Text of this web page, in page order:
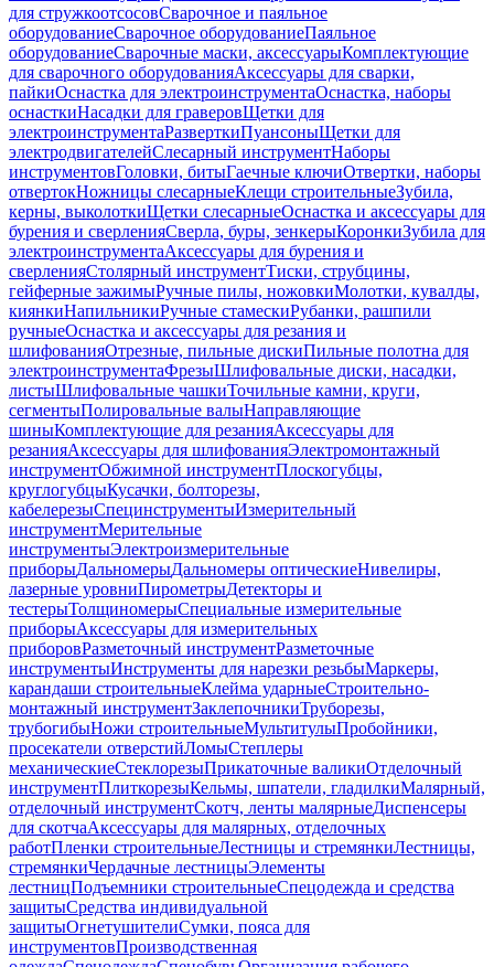
для стружкоотсосовСварочное и паяльное
оборудованиеСварочное оборудованиеПаяльное
оборудованиеСварочные маски, аксессуарыКомплектующие
для сварочного оборудованияАксессуары для сварки,
пайкиОснастка для электроинструментаОснастка, наборы
оснасткиНасадки для граверовЩетки для
электроинструментаРазверткиПуансоныЩетки для
электродвигателейСлесарный инструментНаборы
инструментовГоловки, битыГаечные ключиОтвертки, наборы
отвертокНожницы слесарныеКлещи строительныеЗубила,
керны, выколоткиЩетки слесарныеОснастка и аксессуары для
бурения и сверленияСверла, буры, зенкерыКоронкиЗубила для
электроинструментаАксессуары для бурения и
сверленияСтолярный инструментТиски, струбцины,
гейферные зажимыРучные пилы, ножовкиМолотки, кувалды,
киянкиНапильникиРучные стамескиРубанки, рашпили
ручныеОснастка и аксессуары для резания и
шлифованияОтрезные, пильные дискиПильные полотна для
электроинструментаФрезыШлифовальные диски, насадки,
листыШлифовальные чашкиТочильные камни, круги,
сегментыПолировальные валыНаправляющие
шиныКомплектующие для резанияАксессуары для
резанияАксессуары для шлифованияЭлектромонтажный
инструментОбжимной инструментПлоскогубцы,
круглогубцыКусачки, болторезы,
кабелерезыСпецинструментыИзмерительный
инструментМерительные
инструментыЭлектроизмерительные
приборыДальномерыДальномеры оптическиеНивелиры,
лазерные уровниПирометрыДетекторы и
тестерыТолщиномерыСпециальные измерительные
приборыАксессуары для измерительных
приборовРазметочный инструментРазметочные
инструментыИнструменты для нарезки резьбыМаркеры,
карандаши строительныеКлейма ударныеСтроительно-
монтажный инструментЗаклепочникиТруборезы,
трубогибыНожи строительныеМультитулыПробойники,
просекатели отверстийЛомыСтеплеры
механическиеСтеклорезыПрикаточные валикиОтделочный
инструментПлиткорезыКельмы, шпатели, гладилкиМалярный,
отделочный инструментСкотч, ленты малярныеДиспенсеры
для скотчаАксессуары для малярных, отделочных
работПленки строительныеЛестницы и стремянкиЛестницы,
стремянкиЧердачные лестницыЭлементы
лестницПодъемники строительныеСпецодежда и средства
защитыСредства индивидуальной
защитыОгнетушителиСумки, пояса для
инструментовПроизводственная